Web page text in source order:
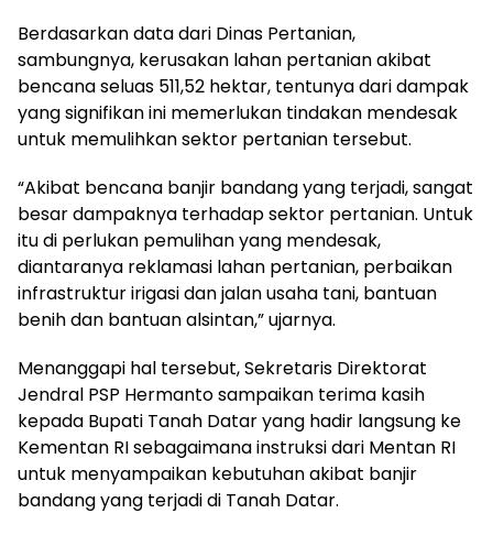
Berdasarkan data dari Dinas Pertanian,
sambungnya, kerusakan lahan pertanian akibat
bencana seluas 511,52 hektar, tentunya dari dampak
yang signifikan ini memerlukan tindakan mendesak
untuk memulihkan sektor pertanian tersebut.
“Akibat bencana banjir bandang yang terjadi, sangat
besar dampaknya terhadap sektor pertanian. Untuk
itu di perlukan pemulihan yang mendesak,
diantaranya reklamasi lahan pertanian, perbaikan
infrastruktur irigasi dan jalan usaha tani, bantuan
benih dan bantuan alsintan,” ujarnya.
Menanggapi hal tersebut, Sekretaris Direktorat
Jendral PSP Hermanto sampaikan terima kasih
kepada Bupati Tanah Datar yang hadir langsung ke
Kementan RI sebagaimana instruksi dari Mentan RI
untuk menyampaikan kebutuhan akibat banjir
bandang yang terjadi di Tanah Datar.